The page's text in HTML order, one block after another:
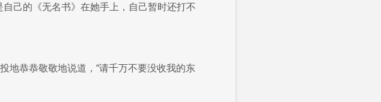
己的《无名书》在她手上，自己暂时还打不
地恭恭敬敬地说道，“请千万不要没收我的东